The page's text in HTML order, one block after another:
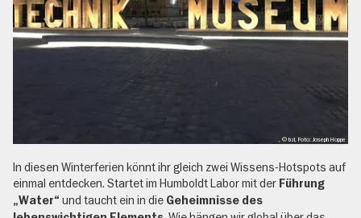
, © bzi, Foto: Joseph Hoppe
In diesen Winterferien könnt ihr gleich zwei Wissens-Hotspots auf
einmal entdecken. Startet im Humboldt Labor mit der Führung
„Water“ und taucht ein in die Geheimnisse des